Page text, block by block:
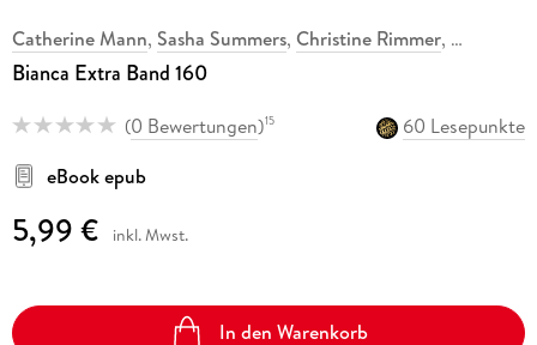
Catherine Mann, Sasha Summers, Christine Rimmer,
Bianca Extra Band 160
(0 Bewertungen)15
60 Lesepunkte
eBook epub
5,99 € inkl. Mwst.
In den Warenkorb